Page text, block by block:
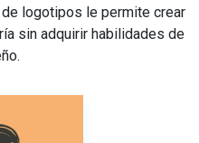
logotipos le permite crear
sin adquirir habilidades de